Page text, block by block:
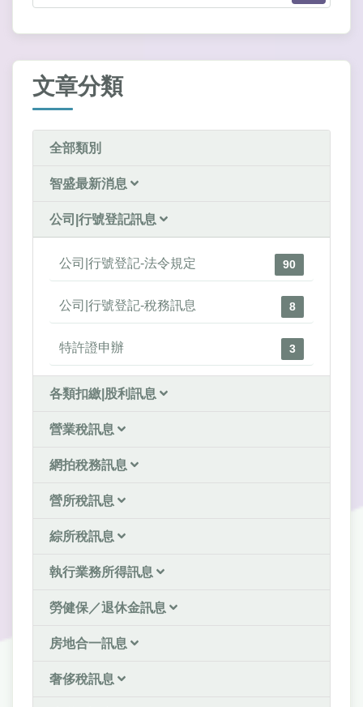
文章分類
全部類別
智盛最新消息
公司|行號登記訊息
公司|行號登記-法令規定 90
公司|行號登記-稅務訊息 8
特許證申辦 3
各類扣繳|股利訊息
營業稅訊息
網拍稅務訊息
營所稅訊息
綜所稅訊息
執行業務所得訊息
勞健保／退休金訊息
房地合一訊息
奢侈稅訊息